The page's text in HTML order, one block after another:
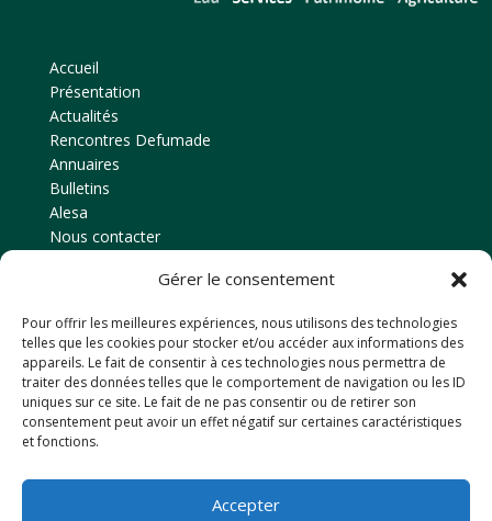
Gérer le consentement
Pour offrir les meilleures expériences, nous utilisons des technologies
telles que les cookies pour stocker et/ou accéder aux informations des
appareils. Le fait de consentir à ces technologies nous permettra de
traiter des données telles que le comportement de navigation ou les ID
uniques sur ce site. Le fait de ne pas consentir ou de retirer son
consentement peut avoir un effet négatif sur certaines caractéristiques
et fonctions.
Accepter
Accueil
Présentation
Actualités
Rencontres Defumade
Annuaires
Bulletins
Alesa
Nous contacter
Amicale des anciens élèves
EPLEFPA d’Ahun
Le Chaussadis
23150 AHUN
Tél: 05 55 81 48 80
Email : anciensdahun@hotmail.fr
Retrouvez-nous sur Facebook